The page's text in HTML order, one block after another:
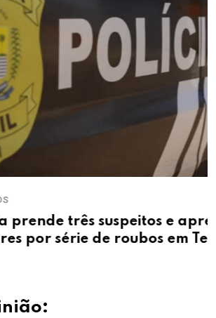
três suspeitos e apreende
de roubos em Teresina